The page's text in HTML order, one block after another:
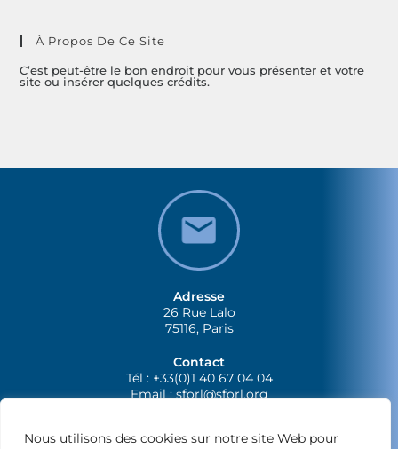
Nous utilisons des cookies sur notre site Web pour
À Propos De Ce Site
C’est peut-être le bon endroit pour vous présenter et votre
site ou insérer quelques crédits.
Adresse
26 Rue Lalo
75116, Paris
Contact
Tél : +33(0)1 40 67 04 04
Email :sforl@sforl.org